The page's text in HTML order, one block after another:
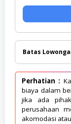
Batas
Perhatian :
biaya dalam
jika ada
perusahaan
akomodasi